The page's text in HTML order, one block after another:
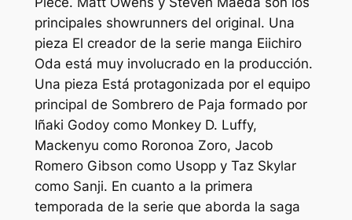
principales showrunners del original. Una
pieza El creador de la serie manga Eiichiro
Oda está muy involucrado en la producción.
Una pieza Está protagonizada por el equipo
principal de Sombrero de Paja formado por
Iñaki Godoy como Monkey D. Luffy,
Mackenyu como Roronoa Zoro, Jacob
Romero Gibson como Usopp y Taz Skylar
como Sanji. En cuanto a la primera
temporada de la serie que aborda la saga